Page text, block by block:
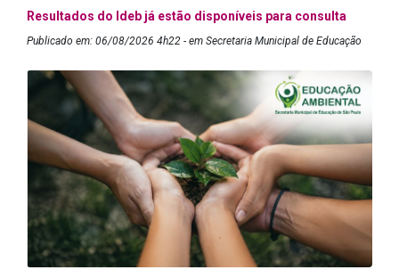
Resultados do Ideb já estão disponíveis para consulta
Publicado em: 06/08/2026 4h22 - em Secretaria Municipal de Educação